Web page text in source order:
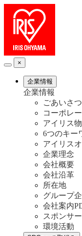
×
企業情報
企業情報
ごあいさつ
コーポレ
アイリス
6つのキー
アイリス
企業理念
会社概要
会社沿革
所在地
グループ
会社案内
スポンサ
環境活動